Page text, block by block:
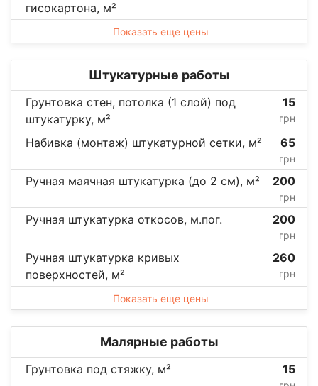
гисокартона, м²
Показать еще цены
Штукатурные работы
Грунтовка стен, потолка (1 слой) под
штукатурку, м²
15
грн
Набивка (монтаж) штукатурной сетки, м² 65
грн
Ручная маячная штукатурка (до 2 см), м² 200
грн
Ручная штукатурка откосов, м.пог. 200
грн
Ручная штукатурка кривых
поверхностей, м²
260
грн
Показать еще цены
Малярные работы
Грунтовка под стяжку, м² 15